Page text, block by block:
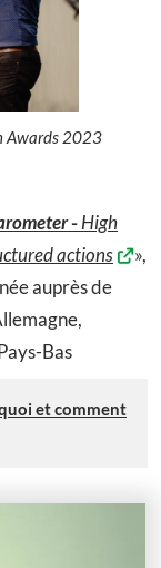
Awards 2023
-High
actions
»,
auprès de
Bas
et comment